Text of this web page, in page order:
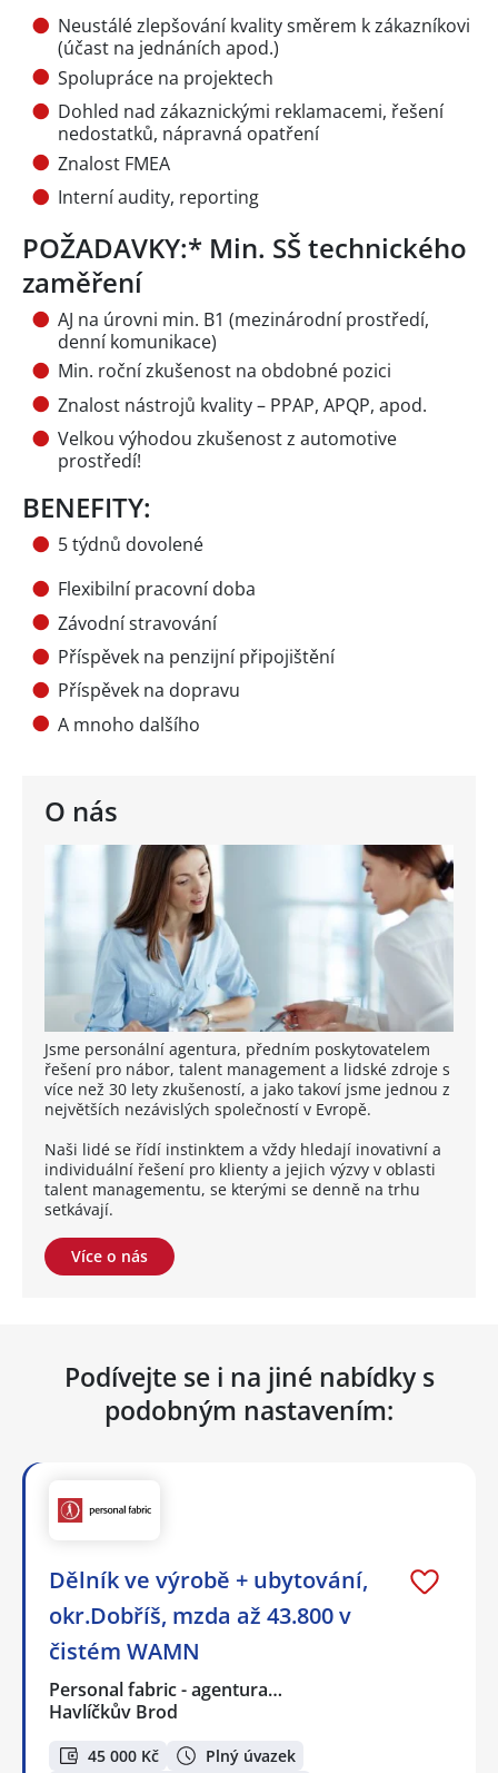
O nás
Jsme personální agentura, předním poskytovatelem
řešení pro nábor, talent management a lidské zdroje s
více než 30 lety zkušeností, a jako takoví jsme jednou z
největších nezávislých společností v Evropě.
Naši lidé se řídí instinktem a vždy hledají inovativní a
individuální řešení pro klienty a jejich výzvy v oblasti
talent managementu, se kterými se denně na trhu
setkávají.
Více o nás
Neustálé zlepšování kvality směrem k zákazníkovi
(účast na jednáních apod.)
Spolupráce na projektech
Dohled nad zákaznickými reklamacemi, řešení
nedostatků, nápravná opatření
Znalost FMEA
Interní audity, reporting
POŽADAVKY:* Min. SŠ technického
zaměření
AJ na úrovni min. B1 (mezinárodní prostředí,
denní komunikace)
Min. roční zkušenost na obdobné pozici
Znalost nástrojů kvality – PPAP, APQP, apod.
Velkou výhodou zkušenost z automotive
prostředí!
BENEFITY:
5 týdnů dovolené
Flexibilní pracovní doba
Závodní stravování
Příspěvek na penzijní připojištění
Příspěvek na dopravu
A mnoho dalšího
Podívejte se i na jiné nabídky s
podobným nastavením:
Dělník ve výrobě + ubytování,
okr.Dobříš, mzda až 43.800 v
čistém WAMN
Personal fabric - agentura…
Havlíčkův Brod
45 000 Kč Plný úvazek